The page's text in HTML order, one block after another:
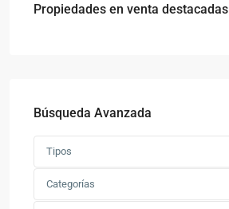
Propiedades en venta destacadas
Búsqueda Avanzada
Tipos
Categorías